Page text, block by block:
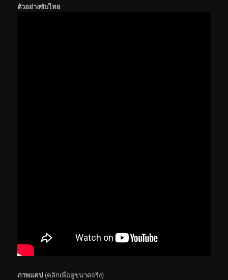
ตัวอย่างซับไทย
ภาพแคป (คลิกเพื่อดูขนาดจริง)